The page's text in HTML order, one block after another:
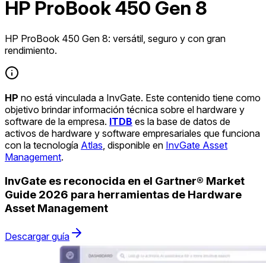
HP ProBook 450 Gen 8
HP ProBook 450 Gen 8: versátil, seguro y con gran
rendimiento.
HP no está vinculada a InvGate. Este contenido tiene como
objetivo brindar información técnica sobre el hardware y
software de la empresa. ITDB es la base de datos de
activos de hardware y software empresariales que funciona
con la tecnología Atlas , disponible en InvGate Asset
Management.
InvGate es reconocida en el Gartner® Market
Guide 2026 para herramientas de Hardware
Asset Management
Descargar guía